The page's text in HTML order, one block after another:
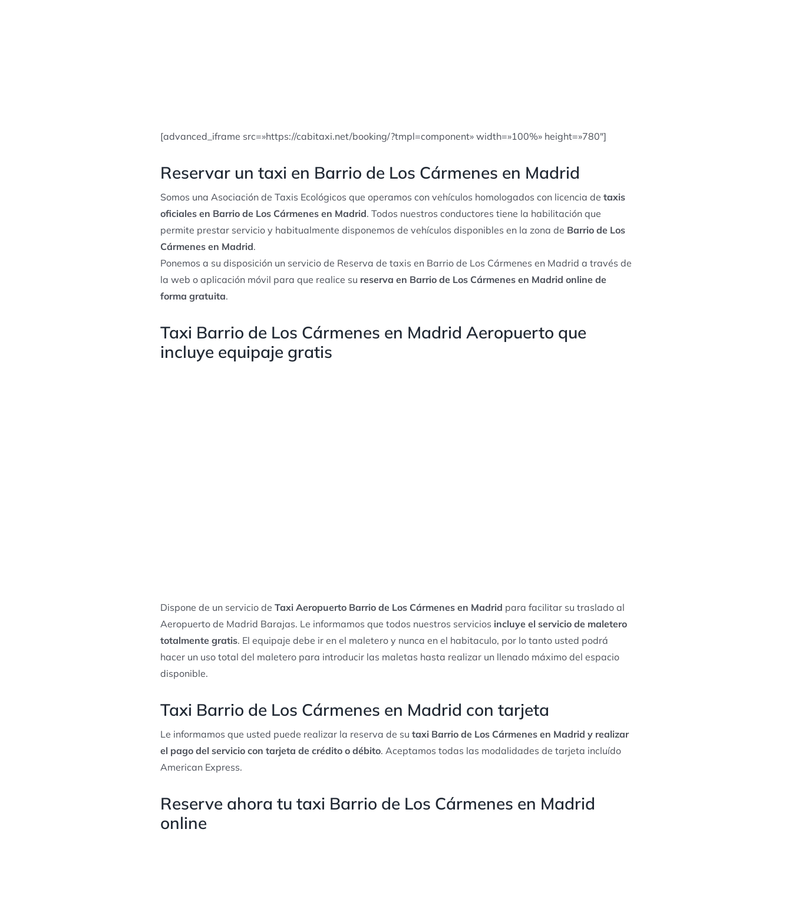
[advanced_iframe src=»https://cabitaxi.net/booking/?tmpl=component» width=»100%» height=»780″]
Reservar un taxi en Barrio de Los Cármenes en Madrid
Somos una Asociación de Taxis Ecológicos que operamos con vehículos homologados con licencia de taxis
oficiales en Barrio de Los Cármenes en Madrid. Todos nuestros conductores tiene la habilitación que
permite prestar servicio y habitualmente disponemos de vehículos disponibles en la zona de Barrio de Los
Cármenes en Madrid.
Ponemos a su disposición un servicio de Reserva de taxis en Barrio de Los Cármenes en Madrid a través de
la web o aplicación móvil para que realice su reserva en Barrio de Los Cármenes en Madrid online de
forma gratuita.
Taxi Barrio de Los Cármenes en Madrid Aeropuerto que
incluye equipaje gratis
Dispone de un servicio de Taxi Aeropuerto Barrio de Los Cármenes en Madrid para facilitar su traslado al
Aeropuerto de Madrid Barajas. Le informamos que todos nuestros servicios incluye el servicio de maletero
totalmente gratis. El equipaje debe ir en el maletero y nunca en el habitaculo, por lo tanto usted podrá
hacer un uso total del maletero para introducir las maletas hasta realizar un llenado máximo del espacio
disponible.
Taxi Barrio de Los Cármenes en Madrid con tarjeta
Le informamos que usted puede realizar la reserva de su taxi Barrio de Los Cármenes en Madrid y realizar
el pago del servicio con tarjeta de crédito o débito. Aceptamos todas las modalidades de tarjeta incluído
American Express.
Reserve ahora tu taxi Barrio de Los Cármenes en Madrid
online